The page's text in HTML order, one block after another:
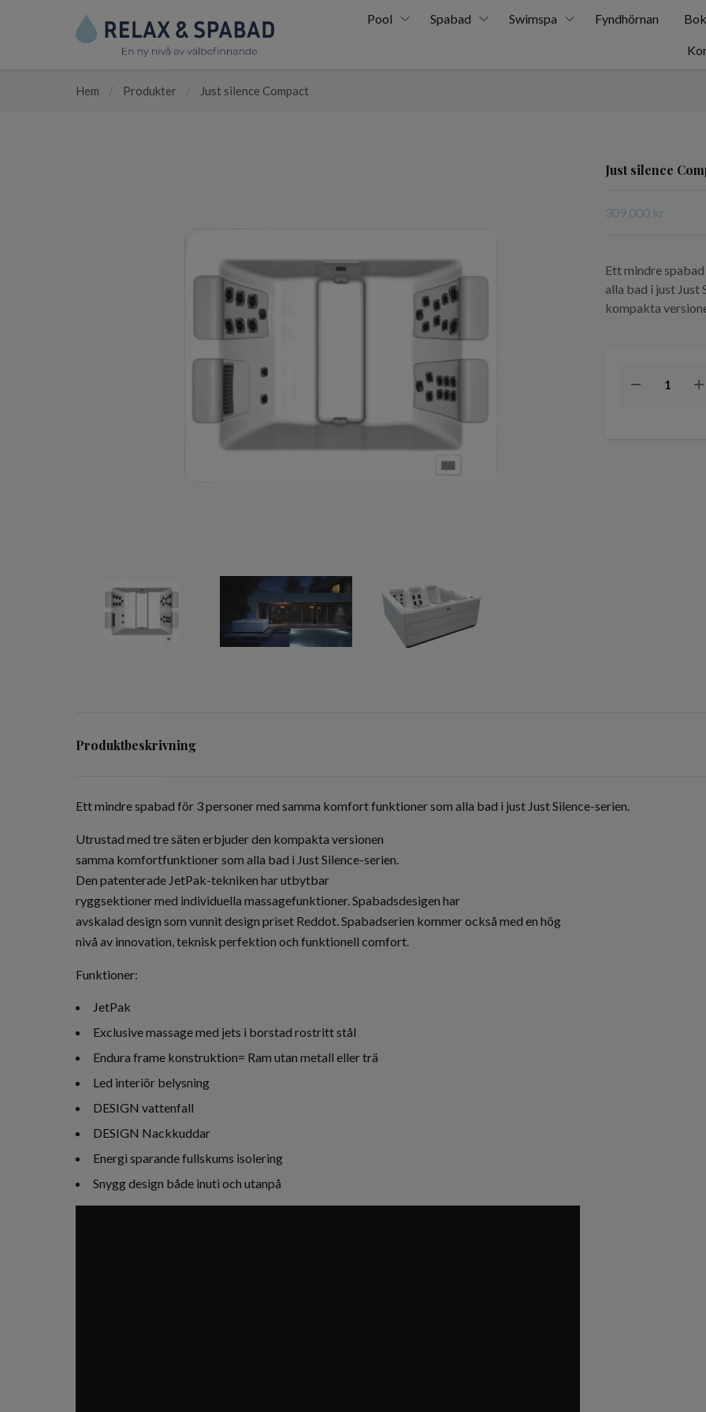
Pool Spabad Swimspa Fyndhörnan
Hem / Produkter / Just silence Compact
Just silence
309 000 kr
Ett mindre
alla bad i just Just
kompakta
Produktbeskrivning
Ett mindre spabad för 3 personer med samma komfort funktioner som alla bad i just Just Silence-serien.
Utrustad med tre säten erbjuder den kompakta versionen
samma komfortfunktioner som alla bad i Just Silence-serien.
Den patenterade JetPak-tekniken har utbytbar
ryggsektioner med individuella massagefunktioner. Spabadsdesigen har
avskalad design som vunnit design priset Reddot. Spabadserien kommer också med en hög
nivå av innovation, teknisk perfektion och funktionell comfort.
Funktioner:
JetPak
Exclusive massage med jets i borstad rostritt stål
Endura frame konstruktion= Ram utan metall eller trä
Led interiör belysning
DESIGN vattenfall
DESIGN Nackkuddar
Energi sparande fullskums isolering
Snygg design både inuti och utanpå